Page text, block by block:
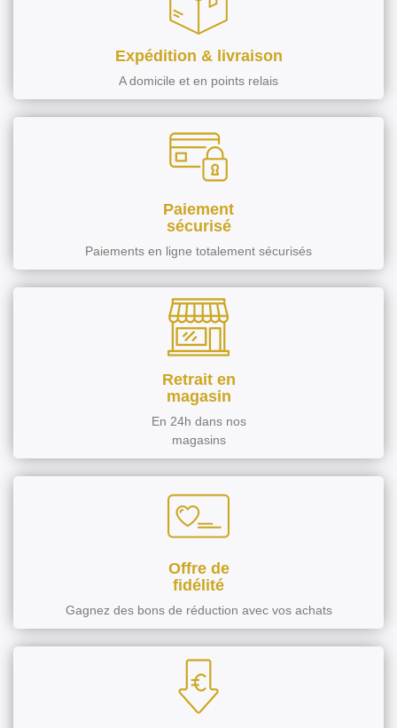
Expédition & livraison
A domicile et en points relais
Paiement
sécurisé
Paiements en ligne totalement sécurisés
Retrait en
magasin
En 24h dans nos
magasins
Offre de
fidélité
Gagnez des bons de réduction avec vos achats